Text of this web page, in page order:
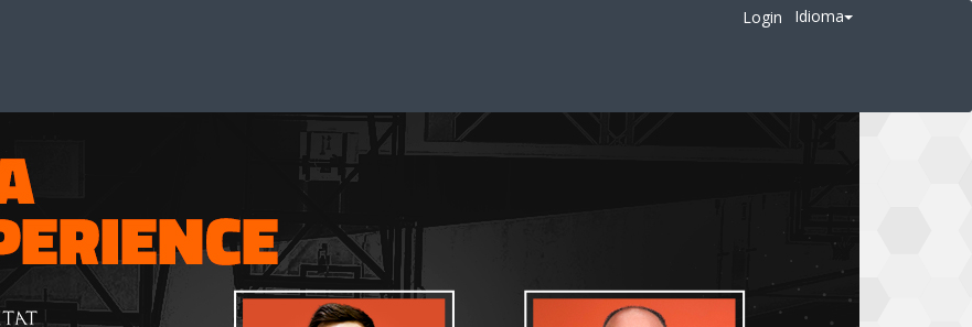
Login Idioma